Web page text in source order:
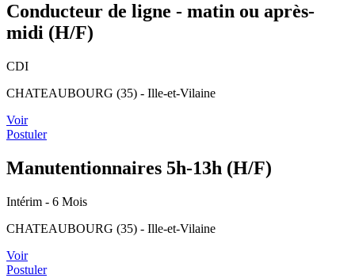
Conducteur de ligne - matin ou après-
midi (H/F)
CDI
CHATEAUBOURG (35) - Ille-et-Vilaine
Voir
Postuler
Manutentionnaires 5h-13h (H/F)
Intérim - 6 Mois
CHATEAUBOURG (35) - Ille-et-Vilaine
Voir
Postuler